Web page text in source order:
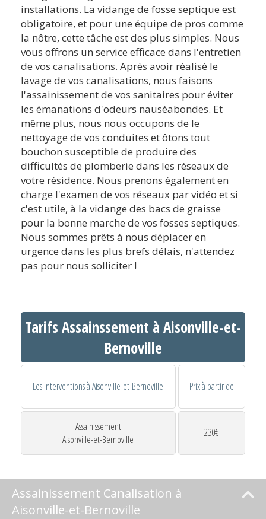
installations. La vidange de fosse septique est
obligatoire, et pour une équipe de pros comme
la nôtre, cette tâche est des plus simples. Nous
vous offrons un service efficace dans l'entretien
de vos canalisations. Après avoir réalisé le
lavage de vos canalisations, nous faisons
l'assainissement de vos sanitaires pour éviter
les émanations d'odeurs nauséabondes. Et
même plus, nous nous occupons de le
nettoyage de vos conduites et ôtons tout
bouchon susceptible de produire des
difficultés de plomberie dans les réseaux de
votre résidence. Nous prenons également en
charge l'examen de vos réseaux par vidéo et si
c'est utile, à la vidange des bacs de graisse
pour la bonne marche de vos fosses septiques.
Nous sommes prêts à nous déplacer en
urgence dans les plus brefs délais, n'attendez
pas pour nous solliciter !
Tarifs Assainssement à Aisonville-et-
Bernoville
Les interventions à Aisonville-et-Bernoville Prix à partir de
Assainissement
Aisonville-et-Bernoville
230€
Assainissement Canalisation à
Aisonville-et-Bernoville